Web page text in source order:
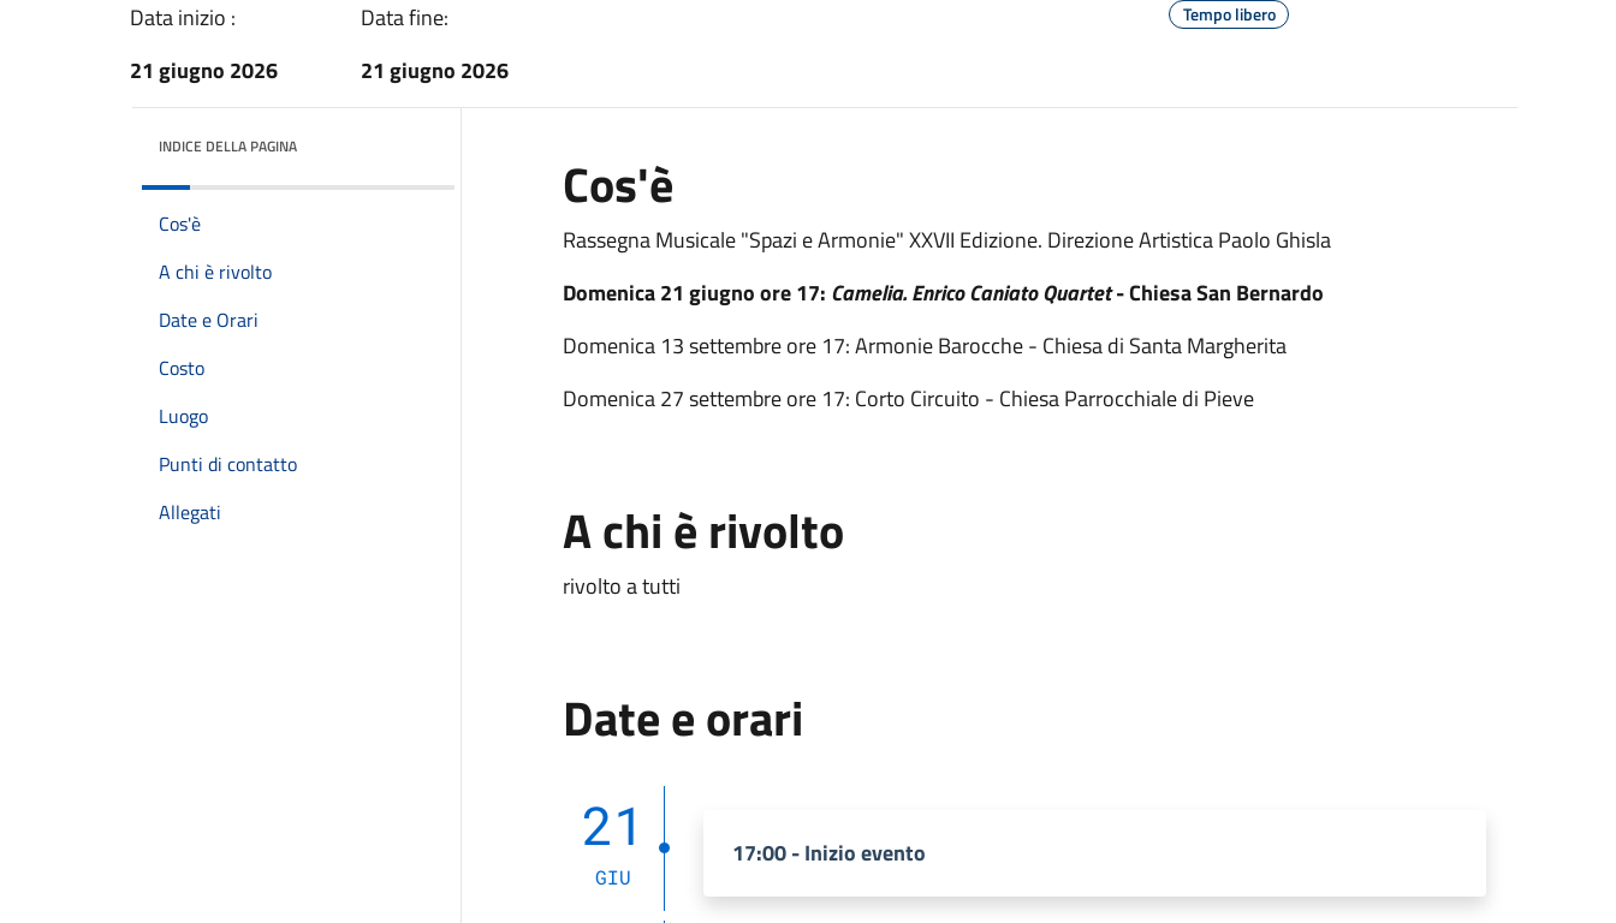
Data inizio :
21 giugno 2026
Data fine:
21 giugno 2026
Tempo libero
INDICE DELLA PAGINA
Cos'è
A chi è rivolto
Date e Orari
Costo
Luogo
Punti di contatto
Allegati
Cos'è
Rassegna Musicale "Spazi e Armonie" XXVII Edizione. Direzione Artistica Paolo Ghisla
Domenica 21 giugno ore 17: Camelia. Enrico Caniato Quartet- Chiesa San Bernardo
Domenica 13 settembre ore 17: Armonie Barocche - Chiesa di Santa Margherita
Domenica 27 settembre ore 17: Corto Circuito - Chiesa Parrocchiale di Pieve
A chi è rivolto
rivolto a tutti
Date e orari
21
GIU
17:00 - Inizio evento